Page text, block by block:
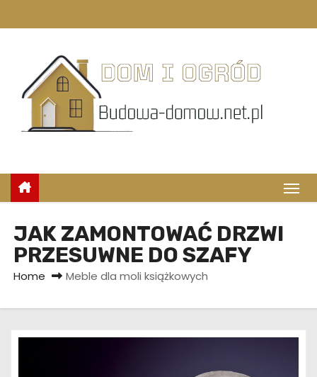
k
e
JAK ZAMONTOWAĆ DRZWI
PRZESUWNE DO SZAFY
Home Meble dla moli książkowych